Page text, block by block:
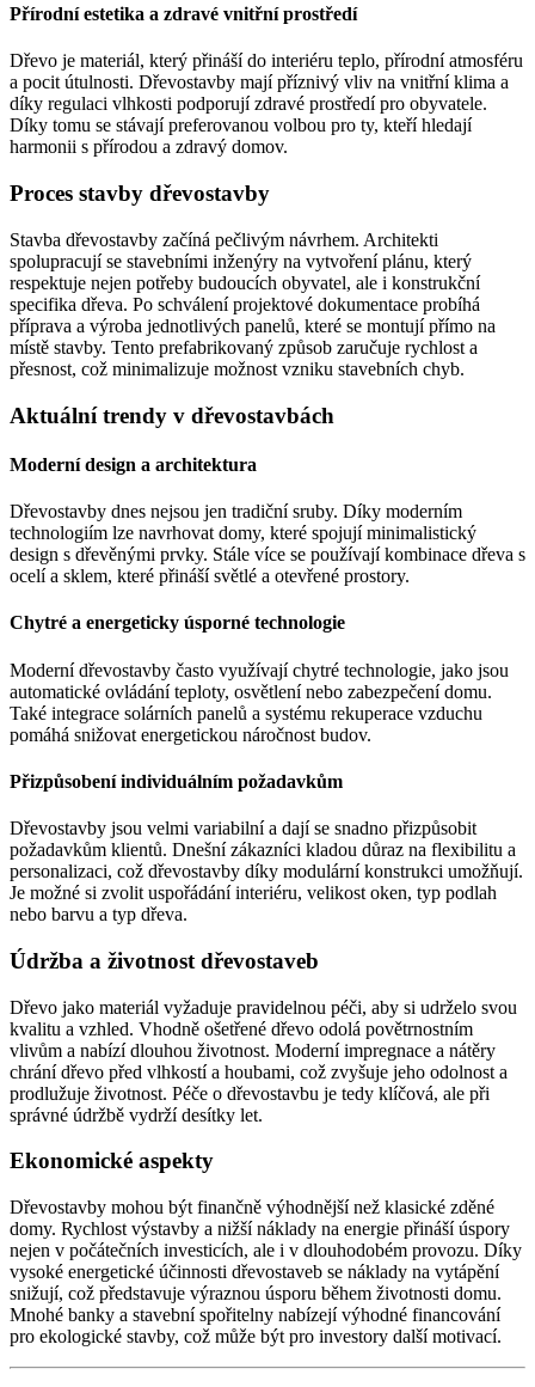
Přírodní estetika a zdravé vnitřní prostředí
Dřevo je materiál, který přináší do interiéru teplo, přírodní atmosféru
a pocit útulnosti. Dřevostavby mají příznivý vliv na vnitřní klima a
díky regulaci vlhkosti podporují zdravé prostředí pro obyvatele.
Díky tomu se stávají preferovanou volbou pro ty, kteří hledají
harmonii s přírodou a zdravý domov.
Proces stavby dřevostavby
Stavba dřevostavby začíná pečlivým návrhem. Architekti
spolupracují se stavebními inženýry na vytvoření plánu, který
respektuje nejen potřeby budoucích obyvatel, ale i konstrukční
specifika dřeva. Po schválení projektové dokumentace probíhá
příprava a výroba jednotlivých panelů, které se montují přímo na
místě stavby. Tento prefabrikovaný způsob zaručuje rychlost a
přesnost, což minimalizuje možnost vzniku stavebních chyb.
Aktuální trendy v dřevostavbách
Moderní design a architektura
Dřevostavby dnes nejsou jen tradiční sruby. Díky moderním
technologiím lze navrhovat domy, které spojují minimalistický
design s dřevěnými prvky. Stále více se používají kombinace dřeva s
ocelí a sklem, které přináší světlé a otevřené prostory.
Chytré a energeticky úsporné technologie
Moderní dřevostavby často využívají chytré technologie, jako jsou
automatické ovládání teploty, osvětlení nebo zabezpečení domu.
Také integrace solárních panelů a systému rekuperace vzduchu
pomáhá snižovat energetickou náročnost budov.
Přizpůsobení individuálním požadavkům
Dřevostavby jsou velmi variabilní a dají se snadno přizpůsobit
požadavkům klientů. Dnešní zákazníci kladou důraz na flexibilitu a
personalizaci, což dřevostavby díky modulární konstrukci umožňují.
Je možné si zvolit uspořádání interiéru, velikost oken, typ podlah
nebo barvu a typ dřeva.
Údržba a životnost dřevostaveb
Dřevo jako materiál vyžaduje pravidelnou péči, aby si udrželo svou
kvalitu a vzhled. Vhodně ošetřené dřevo odolá povětrnostním
vlivům a nabízí dlouhou životnost. Moderní impregnace a nátěry
chrání dřevo před vlhkostí a houbami, což zvyšuje jeho odolnost a
prodlužuje životnost. Péče o dřevostavbu je tedy klíčová, ale při
správné údržbě vydrží desítky let.
Ekonomické aspekty
Dřevostavby mohou být finančně výhodnější než klasické zděné
domy. Rychlost výstavby a nižší náklady na energie přináší úspory
nejen v počátečních investicích, ale i v dlouhodobém provozu. Díky
vysoké energetické účinnosti dřevostaveb se náklady na vytápění
snižují, což představuje výraznou úsporu během životnosti domu.
Mnohé banky a stavební spořitelny nabízejí výhodné financování
pro ekologické stavby, což může být pro investory další motivací.